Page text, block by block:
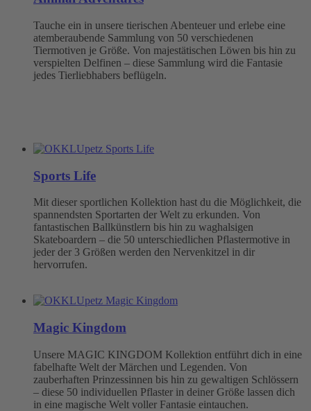
Tauche ein in unsere tierischen Abenteuer und erlebe eine
atemberaubende Sammlung von 50 verschiedenen
Tiermotiven je Größe. Von majestätischen Löwen bis hin zu
verspielten Delfinen – diese Sammlung wird die Fantasie
jedes Tierliebhabers beflügeln.
Sports Life
Mit dieser sportlichen Kollektion hast du die Möglichkeit, die
spannendsten Sportarten der Welt zu erkunden. Von
fantastischen Ballkünstlern bis hin zu waghalsigen
Skateboardern – die 50 unterschiedlichen Pflastermotive in
jeder der 3 Größen werden den Nervenkitzel in dir
hervorrufen.
Magic Kingdom
Unsere MAGIC KINGDOM Kollektion entführt dich in eine
fabelhafte Welt der Märchen und Legenden. Von
zauberhaften Prinzessinnen bis hin zu gewaltigen Schlössern
– diese 50 individuellen Pflaster in deiner Größe lassen dich
in eine magische Welt voller Fantasie eintauchen.